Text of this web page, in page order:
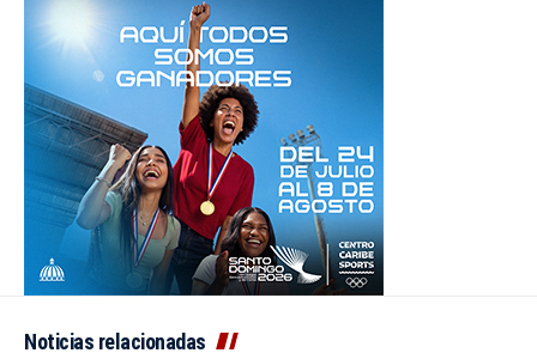
Noticias relacionadas